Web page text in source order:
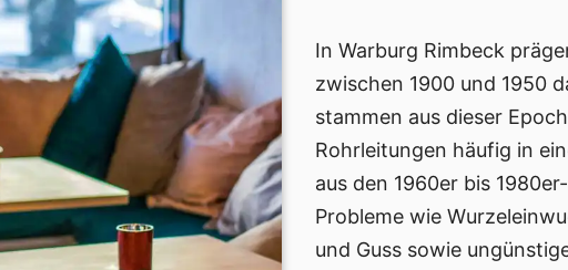
In Warburg Rimbeck
zwischen 1900 und 1950
stammen aus dieser
Rohrleitungen häufig in
aus den 1960er bis
Probleme wie
und Guss sowie